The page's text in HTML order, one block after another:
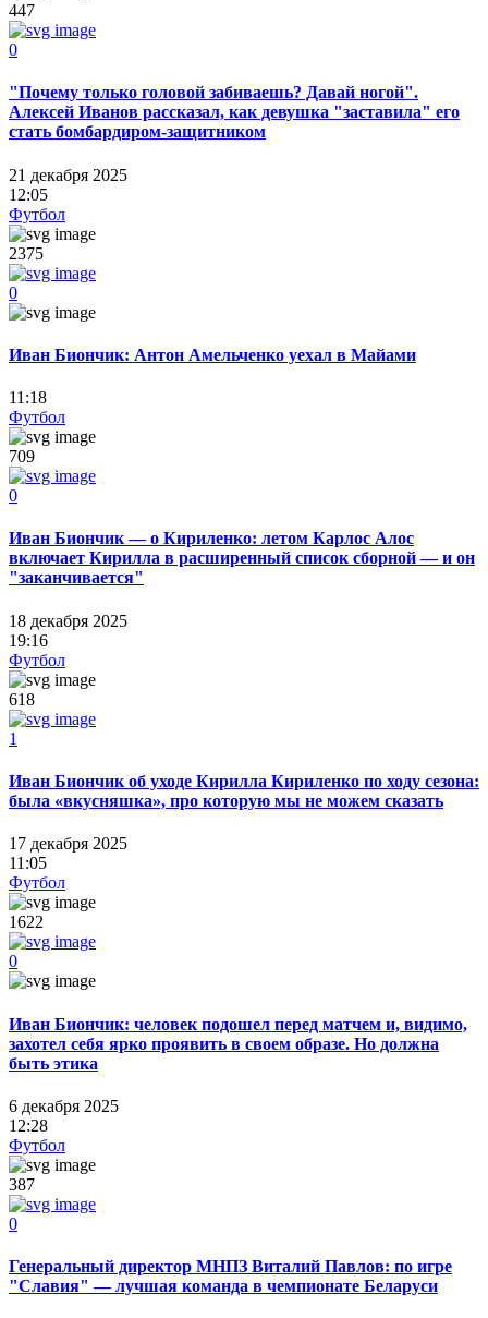
447
0
"Почему только головой забиваешь? Давай ногой".
Алексей Иванов рассказал, как девушка "заставила" его
стать бомбардиром-защитником
21 декабря 2025
12:05
Футбол
2375
0
Иван Биончик: Антон Амельченко уехал в Майами
11:18
Футбол
709
0
Иван Биончик — о Кириленко: летом Карлос Алос
включает Кирилла в расширенный список сборной — и он
"заканчивается"
18 декабря 2025
19:16
Футбол
618
1
Иван Биончик об уходе Кирилла Кириленко по ходу сезона:
была «вкусняшка», про которую мы не можем сказать
17 декабря 2025
11:05
Футбол
1622
0
Иван Биончик: человек подошел перед матчем и, видимо,
захотел себя ярко проявить в своем образе. Но должна
быть этика
6 декабря 2025
12:28
Футбол
387
0
Генеральный директор МНПЗ Виталий Павлов: по игре
"Славия" — лучшая команда в чемпионате Беларуси